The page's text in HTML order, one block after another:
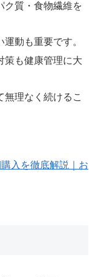
ク質・食物繊維を
動も重要です。
策も健康管理に大
無理なく続けるこ
入を徹底解説｜お